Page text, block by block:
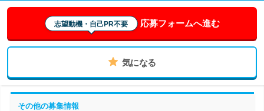
志望動機・自己PR不要 応募フォームへ進む
気になる
その他の募集情報